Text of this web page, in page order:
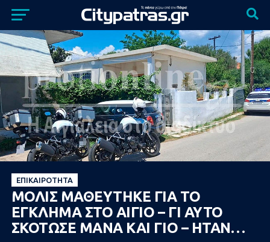
ΕΠΙΚΑΙΡΌΤΗΤΑ
ΜΟΛΙΣ ΜΑΘΕΥΤΗΚΕ ΓΙΑ ΤΟ
ΕΓΚΛΗΜΑ ΣΤΟ ΑΙΓΙΟ – ΓΙ ΑΥΤΟ
ΣΚΟΤΩΣΕ ΜΑΝΑ ΚΑΙ ΓΙΟ – ΗΤΑΝ…